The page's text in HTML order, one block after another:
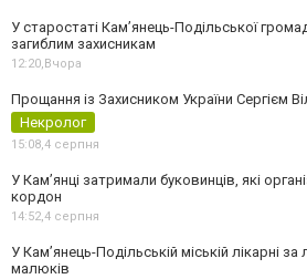
У старостаті Кам’янець-Подільської
загиблим захисникам
12:20,Вчора
Прощання із Захисником України Сергієм
Некролог
15:08,4 серпня
У Кам’янці затримали буковинців, які
кордон
14:52,4 серпня
У Кам’янець-Подільській міській лікарні
малюків